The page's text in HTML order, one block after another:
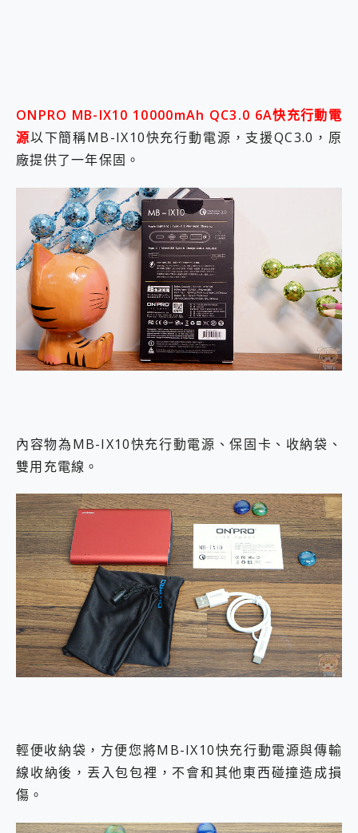
ONPRO MB-IX10 10000mAh QC3.0 6A快充行動電
源以下簡稱MB-IX10快充行動電源，支援QC3.0，原
廠提供了一年保固。
內容物為MB-IX10快充行動電源、保固卡、收納袋、
雙用充電線。
輕便收納袋，方便您將MB-IX10快充行動電源與傳輸
線收納後，丟入包包裡，不會和其他東西碰撞造成損
傷。